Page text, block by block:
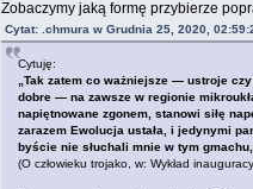
Zobaczymy jaką formę przybierze
Cytat: .chmura w Grudnia 25, 2020,
Cytuję:
„Tak zatem co ważniejsze — ustroje
dobre — na zawsze w regionie
napiętnowane zgonem, stanowi siłę
zarazem Ewolucja ustała, i jedynymi
byście nie słuchali mnie w tym
(O człowieku trojako, w: Wykład